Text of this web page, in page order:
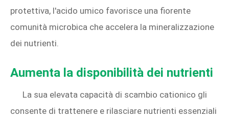
protettiva, l'acido umico favorisce una fiorente
comunità microbica che accelera la mineralizzazione
dei nutrienti.
Aumenta la disponibilità dei nutrienti
La sua elevata capacità di scambio cationico gli
consente di trattenere e rilasciare nutrienti essenziali